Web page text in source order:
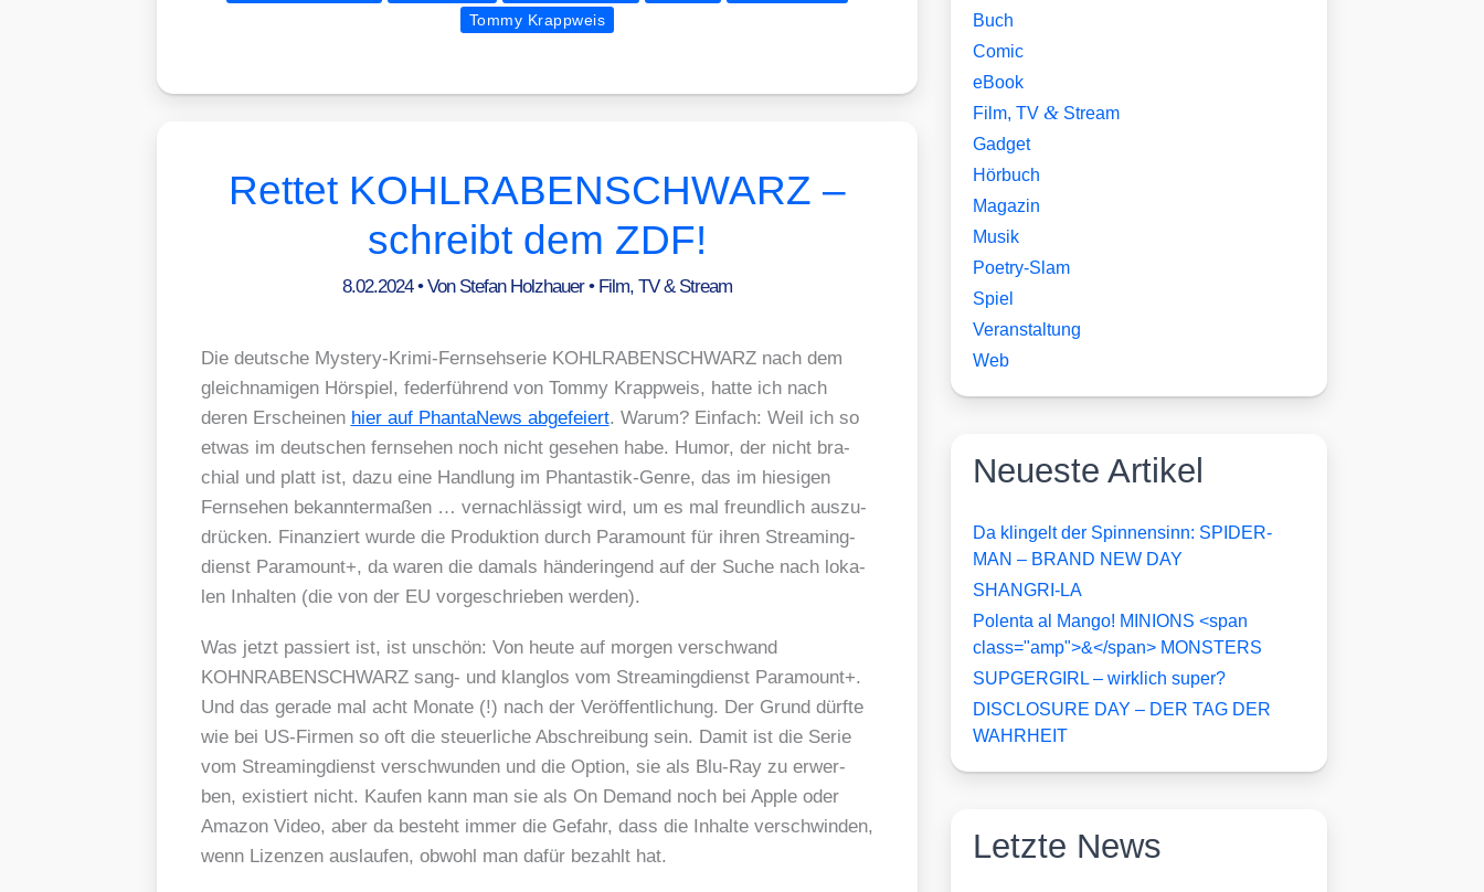
Tommy Krappweis
Rettet KOHLRABENSCHWARZ –
schreibt dem ZDF!
8.02.2024• Von Stefan Holzhauer• Film, TV & Stream
Die deut­sche Mys­tery-Kri­mi-Fern­seh­se­rie KOHLRABENSCHWARZ nach dem
gleich­na­mi­gen Hör­spiel, feder­füh­rend von Tom­my Krapp­weis, hat­te ich nach
deren Erschei­nen hier auf Phan­ta­News abge­fei­ert. War­um? Ein­fach: Weil ich so
etwas im deut­schen fern­se­hen noch nicht gese­hen habe. Humor, der nicht bra­
chi­al und platt ist, dazu eine Hand­lung im Phan­tas­tik-Gen­re, das im hie­si­gen
Fern­se­hen bekann­ter­ma­ßen … ver­nach­läs­sigt wird, um es mal freund­lich aus­zu­
drü­cken. Finan­ziert wur­de die Pro­duk­ti­on durch Para­mount für ihren Strea­ming­
dienst Para­mount+, da waren die damals hän­de­rin­gend auf der Suche nach loka­
len Inhal­ten (die von der EU vor­ge­schrie­ben wer­den).
Was jetzt pas­siert ist, ist unschön: Von heu­te auf mor­gen ver­schwand
KOHNRABENSCHWARZ sang- und klang­los vom Strea­ming­dienst Para­mount+.
Und das gera­de mal acht Mona­te (!) nach der Ver­öf­fent­li­chung. Der Grund dürf­te
wie bei US-Fir­men so oft die steu­er­li­che Abschrei­bung sein. Damit ist die Serie
vom Strea­ming­dienst ver­schwun­den und die Opti­on, sie als Blu-Ray zu erwer­
ben, exis­tiert nicht. Kau­fen kann man sie als On Demand noch bei Apple oder
Ama­zon Video, aber da besteht immer die Gefahr, dass die Inhal­te ver­schwin­den,
wenn Lizen­zen aus­lau­fen, obwohl man dafür bezahlt hat.
Buch
Comic
eBook
Film, TV& Stream
Gadget
Hörbuch
Magazin
Musik
Poetry-Slam
Spiel
Veranstaltung
Web
Neueste Artikel
Da klingelt der Spinnensinn: SPIDER-
MAN – BRAND NEW DAY
SHANGRI-LA
Polenta al Mango! MINIONS <span
class="amp">&</span> MONSTERS
SUPGERGIRL – wirklich super?
DISCLOSURE DAY – DER TAG DER
WAHRHEIT
Letzte News